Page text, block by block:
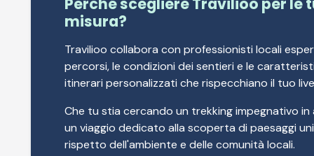
misura?
Travilioo collabora con professionisti locali
percorsi, le condizioni dei sentieri e le
itinerari personalizzati che rispecchiano il tuo
Che tu stia cercando un trekking impegnativo
un viaggio dedicato alla scoperta di paesaggi
rispetto dell'ambiente e delle comunità locali.